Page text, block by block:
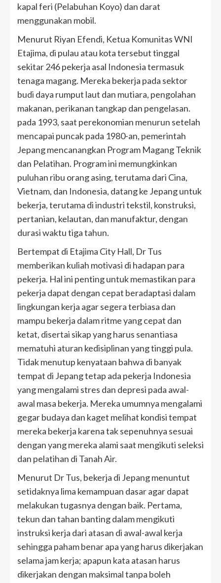
kapal feri (Pelabuhan Koyo) dan darat
menggunakan mobil.
Menurut Riyan Efendi, Ketua Komunitas WNI
Etajima, di pulau atau kota tersebut tinggal
sekitar 246 pekerja asal Indonesia termasuk
tenaga magang. Mereka bekerja pada sektor
budi daya rumput laut dan mutiara, pengolahan
makanan, perikanan tangkap dan pengelasan.
pada 1993, saat perekonomian menurun setelah
mencapai puncak pada 1980-an, pemerintah
Jepang mencanangkan Program Magang Teknik
dan Pelatihan. Program ini memungkinkan
puluhan ribu orang asing, terutama dari Cina,
Vietnam, dan Indonesia, datang ke Jepang untuk
bekerja, terutama di industri tekstil, konstruksi,
pertanian, kelautan, dan manufaktur, dengan
durasi waktu tiga tahun.
Bertempat di Etajima City Hall, Dr Tus
memberikan kuliah motivasi di hadapan para
pekerja. Hal ini penting untuk memastikan para
pekerja dapat dengan cepat beradaptasi dalam
lingkungan kerja agar segera terbiasa dan
mampu bekerja dalam ritme yang cepat dan
ketat, disertai sikap yang harus senantiasa
mematuhi aturan kedisiplinan yang tinggi pula.
Tidak menutup kenyataan bahwa di banyak
tempat di Jepang tetap ada pekerja Indonesia
yang mengalami stres dan depresi pada awal-
awal masa bekerja. Mereka umumnya mengalami
gegar budaya dan kaget melihat kondisi tempat
mereka bekerja karena tak sepenuhnya sesuai
dengan yang mereka alami saat mengikuti seleksi
dan pelatihan di Tanah Air.
Menurut Dr Tus, bekerja di Jepang menuntut
setidaknya lima kemampuan dasar agar dapat
melakukan tugasnya dengan baik. Pertama,
tekun dan tahan banting dalam mengikuti
instruksi kerja dari atasan di awal-awal kerja
sehingga paham benar apa yang harus dikerjakan
selama jam kerja; apapun kata atasan harus
dikerjakan dengan maksimal tanpa boleh